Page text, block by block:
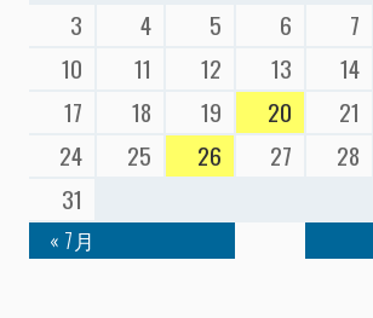
3
4 5 6 7
10
11 12 13 14
17
18 19 20 21
24
25 26 27 28
31
« 7月